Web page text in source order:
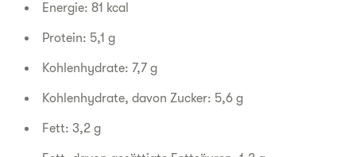
Energie: 81 kcal
Protein: 5,1 g
Kohlenhydrate: 7,7 g
Kohlenhydrate, davon Zucker: 5,6 g
Fett: 3,2 g